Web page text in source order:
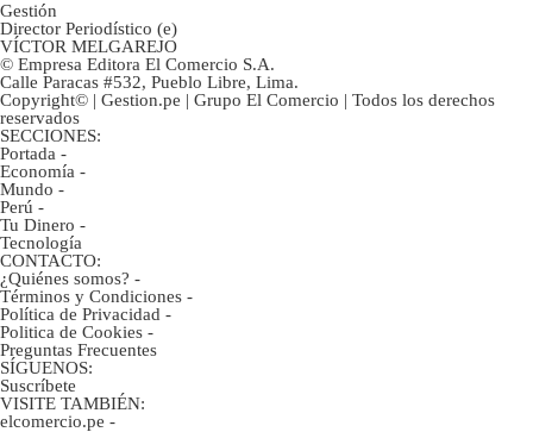
Gestión
Director Periodístico (e)
VÍCTOR MELGAREJO
© Empresa Editora El Comercio S.A.
Calle Paracas #532, Pueblo Libre, Lima.
Copyright© | Gestion.pe | Grupo El Comercio | Todos los derechos
reservados
SECCIONES:
Portada -
Economía -
Mundo -
Perú -
Tu Dinero -
Tecnología
CONTACTO:
¿Quiénes somos? -
Términos y Condiciones -
Política de Privacidad -
Politica de Cookies -
Preguntas Frecuentes
SÍGUENOS:
Suscríbete
VISITE TAMBIÉN:
elcomercio.pe -